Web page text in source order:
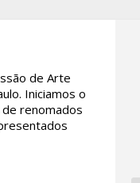
de Arte
Iniciamos o
renomados